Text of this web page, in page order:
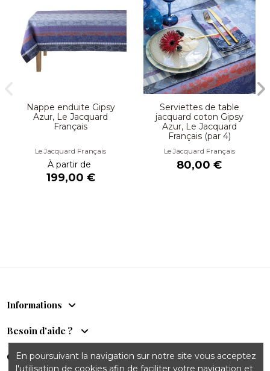
Nappe enduite Gipsy
Azur, Le Jacquard
Français
Le Jacquard Français
À partir de
199,00 €
Serviettes de table
jacquard coton Gipsy
Azur, Le Jacquard
Français (par 4)
Le Jacquard Français
80,00 €
Informations
Besoin d'aide ?
Comptoir du Sud
En poursuivant la navigation sur notre site vous acceptez
l'utilisation de cookies afin de faciliter votre navigation et